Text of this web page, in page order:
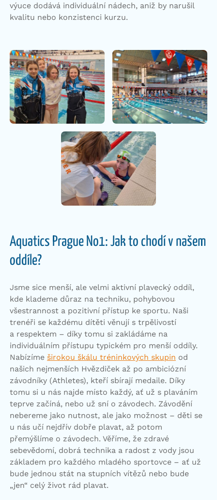
výuce dodává individuální nádech, aniž by narušil
kvalitu nebo konzistenci kurzu.
Aquatics Prague No1: Jak to chodí v našem
oddíle?
Jsme sice menší, ale velmi aktivní plavecký oddíl,
kde klademe důraz na techniku, pohybovou
všestrannost a pozitivní přístup ke sportu. Naši
trenéři se každému dítěti věnují s trpělivostí
a respektem – díky tomu si zakládáme na
individuálním přístupu typickém pro menší oddíly.
Nabízíme širokou škálu tréninkových skupin od
našich nejmenších Hvězdiček až po ambiciózní
závodníky (Athletes), kteří sbírají medaile. Díky
tomu si u nás najde místo každý, ať už s plaváním
teprve začíná, nebo už sní o závodech. Závodění
nebereme jako nutnost, ale jako možnost – děti se
u nás učí nejdřív dobře plavat, až potom
přemýšlíme o závodech. Věříme, že zdravé
sebevědomí, dobrá technika a radost z vody jsou
základem pro každého mladého sportovce – ať už
bude jednou stát na stupních vítězů nebo bude
„jen“ celý život rád plavat.